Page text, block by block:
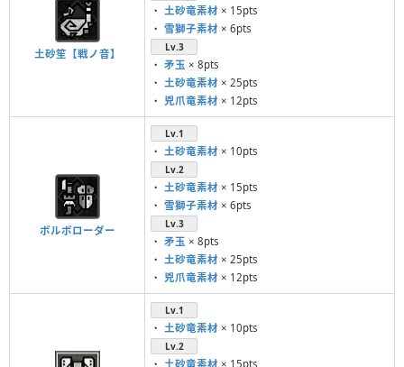
土砂笙【戦ノ音】
・ 土砂竜素材 × 15pts
・ 雪獅子素材 × 6pts
Lv.3
・ 矛玉 × 8pts
・ 土砂竜素材 × 25pts
・ 兇爪竜素材 × 12pts
ボルボローダー
Lv.1
・ 土砂竜素材 × 10pts
Lv.2
・ 土砂竜素材 × 15pts
・ 雪獅子素材 × 6pts
Lv.3
・ 矛玉 × 8pts
・ 土砂竜素材 × 25pts
・ 兇爪竜素材 × 12pts
Lv.1
・ 土砂竜素材 × 10pts
Lv.2
・ 土砂竜素材 × 15pts